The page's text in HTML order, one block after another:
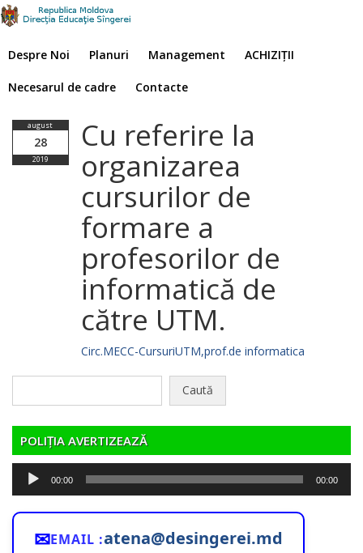
Despre Noi Planuri Management ACHIZIȚII
Necesarul de cadre Contacte
august
28
2019
Cu referire la
organizarea
cursurilor de
formare a
profesorilor de
informatică de
către UTM.
Circ.MECC-CursuriUTM,prof.de informatica
POLIȚIA AVERTIZEAZĂ
Player
audio
00:00 00:00
✉EMAIL :atena@desingerei.md